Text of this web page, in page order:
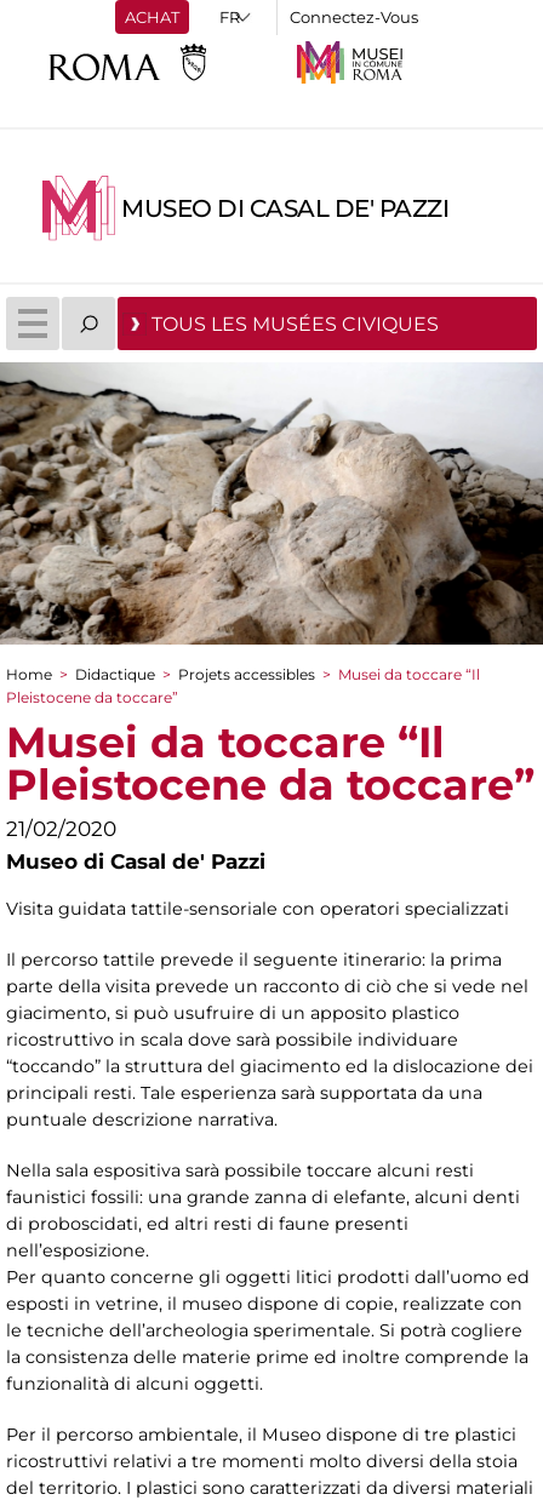
ACHAT Connectez-Vous
MUSEO DI CASAL DE' PAZZI
TOUS LES MUSÉES CIVIQUES
You are here
Home > Didactique > Projets accessibles > Musei da toccare “Il
Pleistocene da toccare”
Musei da toccare “Il
Pleistocene da toccare”
21/02/2020
Museo di Casal de' Pazzi
Visita guidata tattile-sensoriale con operatori specializzati
Il percorso tattile prevede il seguente itinerario: la prima
parte della visita prevede un racconto di ciò che si vede nel
giacimento, si può usufruire di un apposito plastico
ricostruttivo in scala dove sarà possibile individuare
“toccando” la struttura del giacimento ed la dislocazione dei
principali resti. Tale esperienza sarà supportata da una
puntuale descrizione narrativa.
Nella sala espositiva sarà possibile toccare alcuni resti
faunistici fossili: una grande zanna di elefante, alcuni denti
di proboscidati, ed altri resti di faune presenti
nell’esposizione.
Per quanto concerne gli oggetti litici prodotti dall’uomo ed
esposti in vetrine, il museo dispone di copie, realizzate con
le tecniche dell’archeologia sperimentale. Si potrà cogliere
la consistenza delle materie prime ed inoltre comprende la
funzionalità di alcuni oggetti.
Per il percorso ambientale, il Museo dispone di tre plastici
ricostruttivi relativi a tre momenti molto diversi della stoia
del territorio. I plastici sono caratterizzati da diversi materiali